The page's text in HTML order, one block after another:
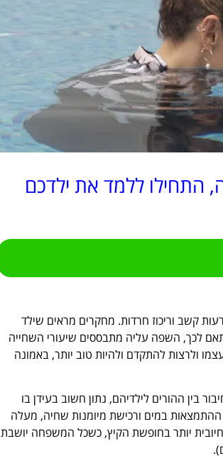
התחילו ללמד את ילדכם
קשב וריכוז חרדות. מחקרים מראים שילד
לכך, השפה עליה מתבססים שיעורי השחייה
ולרצות להתקדם ולהיות טוב יותר, באמונה
בין ההורים לילדיהם, נתון חשוב בעידן בו
ההתמצאות במים ורכישת מיומנות שחיה, מעלה
יותר בחופשת הקיץ, כשכל המשפחה יושבת